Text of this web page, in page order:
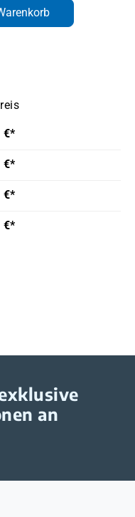
gewünschten
€*
€*
€*
€*
an